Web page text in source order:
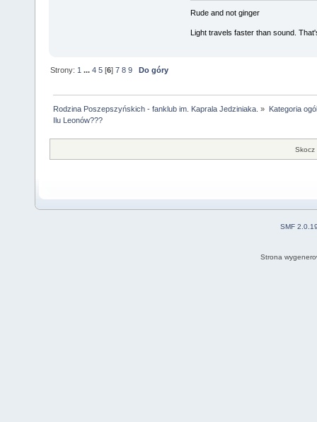
Rude and not ginger
Light travels faster than sound.
Strony:1 ...4 5 [6]7 8 9 Do góry
Rodzina Poszepszyńskich - fanklub im. Kaprala Jedziniaka. »
Kategoria
Ilu Leonów???
Skocz
SMF
Strona